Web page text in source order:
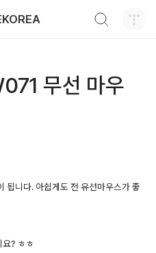
무선 마우
됩니다. 아쉽게도 전 유선마우스가 좋
? ㅎㅎ